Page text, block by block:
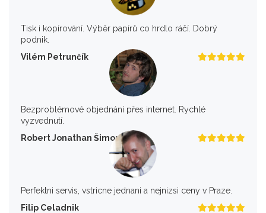
Tisk i kopírování. Výběr papírů co hrdlo ráčí. Dobrý
podnik.
Vilém Petrunčík
Bezproblémové objednání přes internet. Rychlé
vyzvednutí.
Robert Jonathan Šimon
Perfektni servis, vstricne jednani a nejnizsi ceny v Praze.
Filip Celadnik